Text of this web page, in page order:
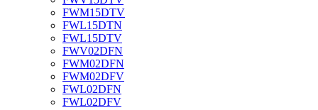
FWM15DTV
FWL15DTN
FWL15DTV
FWV02DFN
FWM02DFN
FWM02DFV
FWL02DFN
FWL02DFV